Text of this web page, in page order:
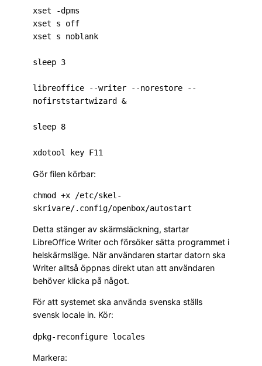
xset -dpms
xset s off
xset s noblank
sleep 3
libreoffice --writer --norestore --
nofirststartwizard &
sleep 8
Gör filen körbar:
chmod +x /etc/skel-
Detta stänger av skärmsläckning, startar
LibreOffice Writer och försöker sätta programmet i
helskärmsläge. När användaren startar datorn ska
Writer alltså öppnas direkt utan att användaren
behöver klicka på något.
För att systemet ska använda svenska ställs
svensk locale in. Kör:
Markera: